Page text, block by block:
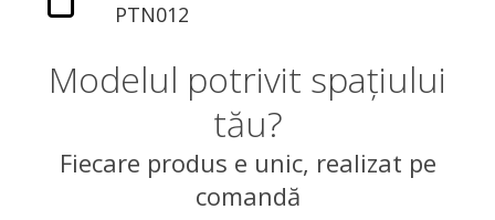
PTN012
Modelul potrivit spațiului
tău?
Fiecare produs e unic, realizat pe
comandă